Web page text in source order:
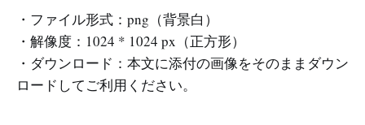
・ファイル形式：png（背景白）
・解像度：1024 * 1024 px（正方形）
・ダウンロード：本文に添付の画像をそのままダウン
ロードしてご利用ください。